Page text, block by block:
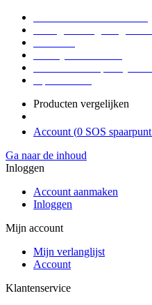
Producten vergelijken
Account (0 SOS spaarpunt
Ga naar de inhoud
Inloggen
Account aanmaken
Inloggen
Mijn account
Mijn verlanglijst
Account
Klantenservice